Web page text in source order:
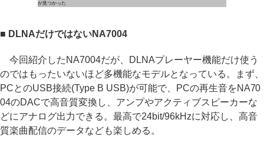
が見つかった
■ DLNAだけではないNA7004
今回紹介したNA7004だが、DLNAプレーヤー機能だけ使う
のではもったいないほど多機能なモデルとなっている。まず、
PCとのUSB接続(Type B USB)が可能で、PCの再生音をNA70
04のDACで高音質変換し、アンプやアクティブスピーカーな
どにアナログ出力できる。最高で24bit/96kHzに対応し、高音
質楽曲配信のデータなども楽しめる。